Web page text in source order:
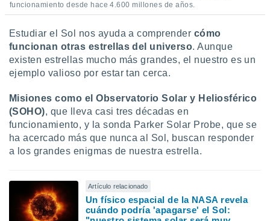
funcionamiento desde hace 4.600 millones de años.
Estudiar el Sol nos ayuda a comprender cómo
funcionan otras estrellas del universo. Aunque
existen estrellas mucho más grandes, el nuestro es un
ejemplo valioso por estar tan cerca.
Misiones como el Observatorio Solar y Heliosférico
(SOHO), que lleva casi tres décadas en
funcionamiento, y la sonda Parker Solar Probe, que se
ha acercado más que nunca al Sol, buscan responder
a los grandes enigmas de nuestra estrella.
Artículo relacionado
Un físico espacial de la NASA revela
cuándo podría 'apagarse' el Sol: